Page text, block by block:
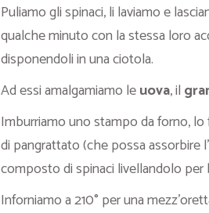
Puliamo gli spinaci, li laviamo e
qualche minuto con la stessa loro
disponendoli in una ciotola.
Ad essi amalgamiamo leuova, il
Imburriamo uno stampo da forno,
di pangrattato (che possa assorbire
composto di spinaci livellandolo per
Inforniamo a 210° per una